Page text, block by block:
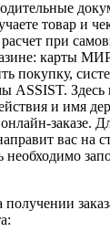
товар и
при
карты
покупку,
ASSIST.
и имя
заказе.
вас на
необходимо